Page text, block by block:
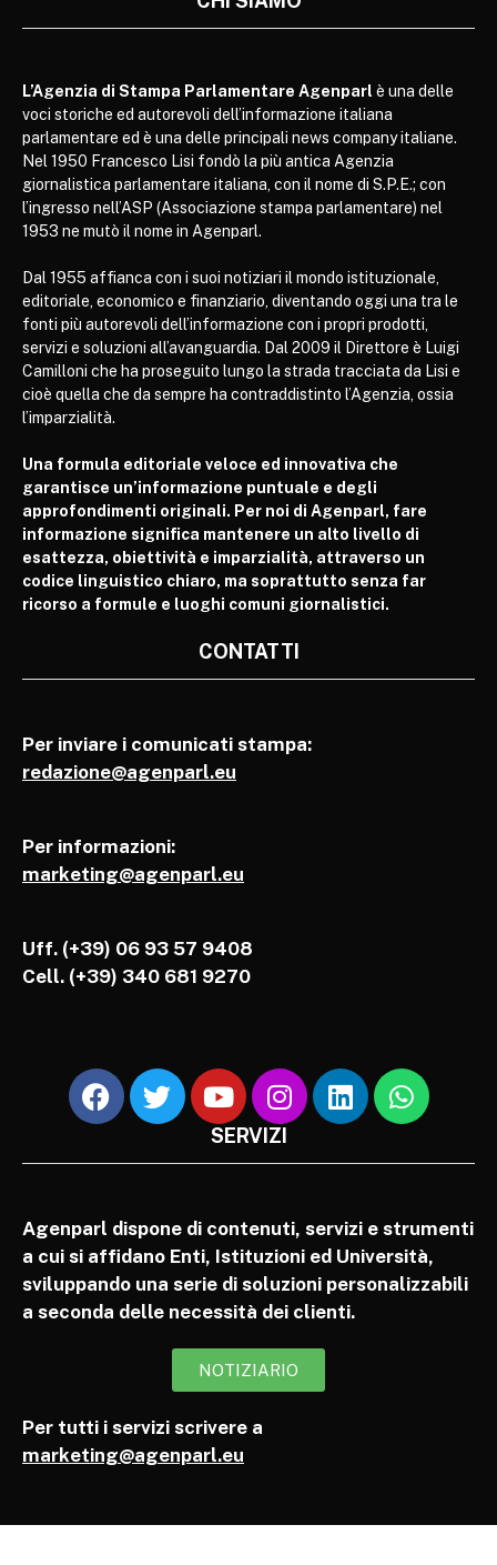
L’Agenzia di Stampa Parlamentare Agenparl è una delle
voci storiche ed autorevoli dell’informazione italiana
parlamentare ed è una delle principali news company italiane.
Nel 1950 Francesco Lisi fondò la più antica Agenzia
giornalistica parlamentare italiana, con il nome di S.P.E.; con
l’ingresso nell’ASP (Associazione stampa parlamentare) nel
1953 ne mutò il nome in Agenparl.
Dal 1955 affianca con i suoi notiziari il mondo istituzionale,
editoriale, economico e finanziario, diventando oggi una tra le
fonti più autorevoli dell’informazione con i propri prodotti,
servizi e soluzioni all’avanguardia. Dal 2009 il Direttore è Luigi
Camilloni che ha proseguito lungo la strada tracciata da Lisi e
cioè quella che da sempre ha contraddistinto l’Agenzia, ossia
l’imparzialità.
Una formula editoriale veloce ed innovativa che
garantisce un’informazione puntuale e degli
approfondimenti originali. Per noi di Agenparl, fare
informazione significa mantenere un alto livello di
esattezza, obiettività e imparzialità, attraverso un
codice linguistico chiaro, ma soprattutto senza far
ricorso a formule e luoghi comuni giornalistici.
CONTATTI
Per inviare i comunicati stampa:
redazione@agenparl.eu
Per informazioni:
marketing@agenparl.eu
Uff. (+39) 06 93 57 9408
Cell. (+39) 340 681 9270
SERVIZI
Agenparl dispone di contenuti, servizi e strumenti
a cui si affidano Enti, Istituzioni ed Università,
sviluppando una serie di soluzioni personalizzabili
a seconda delle necessità dei clienti.
NOTIZIARIO
Per tutti i servizi scrivere a
marketing@agenparl.eu